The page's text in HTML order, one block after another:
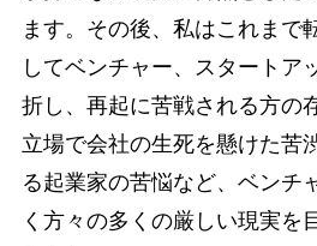
ます。その後、私はこれまで
してベンチャー、スタートア
折し、再起に苦戦される方の
立場で会社の生死を懸けた苦
る起業家の苦悩など、ベンチ
く方々の多くの厳しい現実を